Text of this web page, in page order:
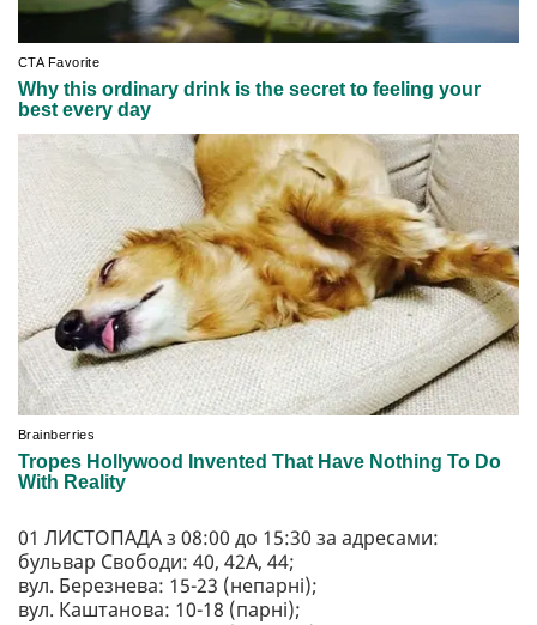
01 ЛИСТОПАДА з 08:00 до 15:30 за адресами:
бульвар Свободи: 40, 42А, 44;
вул. Березнева: 15-23 (непарні);
вул. Каштанова: 10-18 (парні);